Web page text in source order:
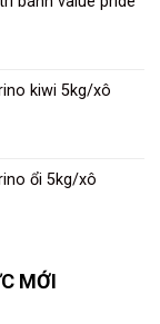
kiwi 5kg/xô
ổi 5kg/xô
MỚI